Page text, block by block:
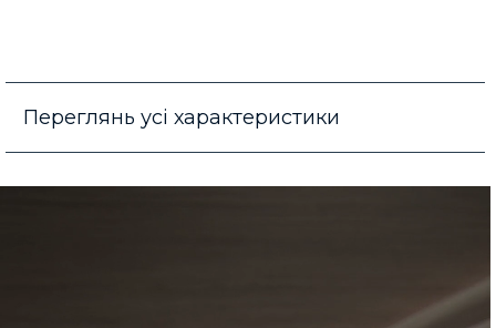
Переглянь усі характеристики